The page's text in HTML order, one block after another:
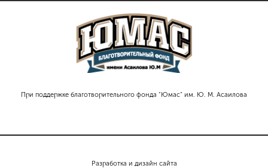
При поддержке благотворительного фонда "Юмас" им. Ю. М. Асаилова
Разработка и дизайн сайта